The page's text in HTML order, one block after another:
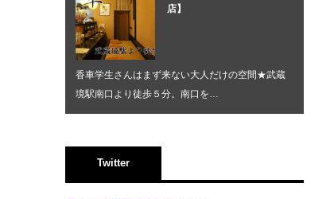
店】
香車学生さんはまず来ない大人だけの空間★武蔵
境駅南口より徒歩５分。南口を…
Twitter